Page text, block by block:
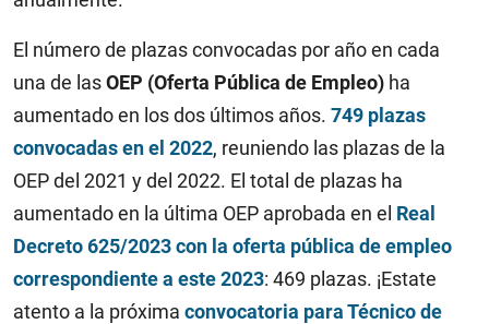
El número de plazas convocadas por año en cada
una de lasOEP (Oferta Pública de Empleo) ha
aumentado en los dos últimos años. 749 plazas
convocadas en el 2022, reuniendo las plazas de la
OEP del 2021 y del 2022. El total de plazas ha
aumentado en la última OEP aprobada en el Real
Decreto 625/2023 con la oferta pública de empleo
correspondiente a este 2023: 469 plazas. ¡Estate
atento a la próxima convocatoria para Técnico de